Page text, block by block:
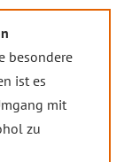
besondere
ist es
mit
zu